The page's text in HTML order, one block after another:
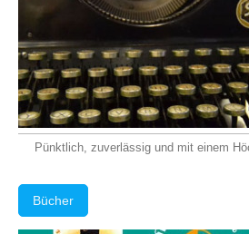
Pünktlich, zuverlässig und mit einem
Bücher